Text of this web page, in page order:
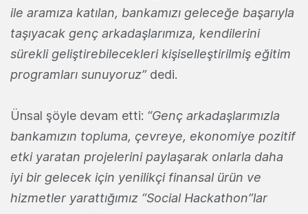
ile aramıza katılan, bankamızı geleceğe başarıyla
taşıyacak genç arkadaşlarımıza, kendilerini
sürekli geliştirebilecekleri kişiselleştirilmiş eğitim
programları sunuyoruz”dedi.
Ünsal şöyle devam etti: “Genç arkadaşlarımızla
bankamızın topluma, çevreye, ekonomiye pozitif
etki yaratan projelerini paylaşarak onlarla daha
iyi bir gelecek için yenilikçi finansal ürün ve
hizmetler yarattığımız “Social Hackathon”lar